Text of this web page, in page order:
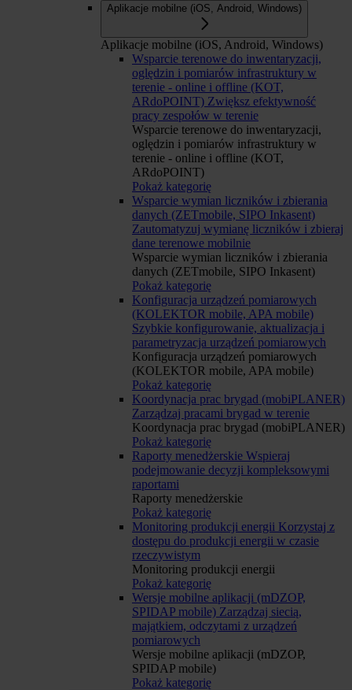
Aplikacje mobilne (iOS, Android, Windows)
Aplikacje mobilne (iOS, Android, Windows)
Wsparcie terenowe do inwentaryzacji,
oględzin i pomiarów infrastruktury w
terenie - online i offline (KOT,
ARdoPOINT) Zwiększ efektywność
pracy zespołów w terenie
Wsparcie terenowe do inwentaryzacji,
oględzin i pomiarów infrastruktury w
terenie - online i offline (KOT,
ARdoPOINT)
Pokaż kategorię
Wsparcie wymian liczników i zbierania
danych (ZETmobile, SIPO Inkasent)
Zautomatyzuj wymianę liczników i zbieraj
dane terenowe mobilnie
Wsparcie wymian liczników i zbierania
danych (ZETmobile, SIPO Inkasent)
Pokaż kategorię
Konfiguracja urządzeń pomiarowych
(KOLEKTOR mobile, APA mobile)
Szybkie konfigurowanie, aktualizacja i
parametryzacja urządzeń pomiarowych
Konfiguracja urządzeń pomiarowych
(KOLEKTOR mobile, APA mobile)
Pokaż kategorię
Koordynacja prac brygad (mobiPLANER)
Zarządzaj pracami brygad w terenie
Koordynacja prac brygad (mobiPLANER)
Pokaż kategorię
Raporty menedżerskie Wspieraj
podejmowanie decyzji kompleksowymi
raportami
Raporty menedżerskie
Pokaż kategorię
Monitoring produkcji energii Korzystaj z
dostępu do produkcji energii w czasie
rzeczywistym
Monitoring produkcji energii
Pokaż kategorię
Wersje mobilne aplikacji (mDZOP,
SPIDAP mobile) Zarządzaj siecią,
majątkiem, odczytami z urządzeń
pomiarowych
Wersje mobilne aplikacji (mDZOP,
SPIDAP mobile)
Pokaż kategorię